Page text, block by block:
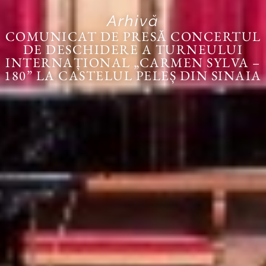
Arhivă
COMUNICAT DE PRESĂ CONCERTUL
DE DESCHIDERE A TURNEULUI
INTERNAȚIONAL „CARMEN SYLVA –
180” LA CASTELUL PELEȘ DIN SINAIA